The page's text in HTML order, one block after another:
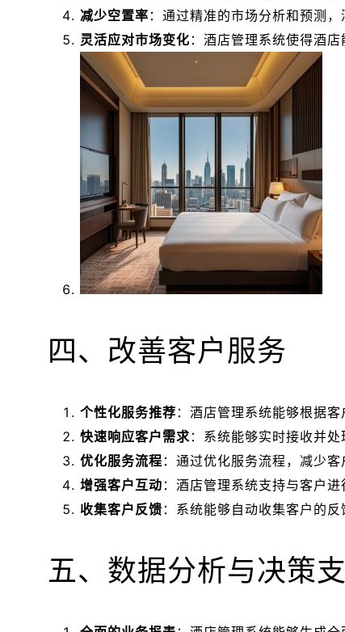
减少空置率 ：通过精准的市场分析和预测
灵活应对市场变化 ：酒店管理系统使得酒
四、改善客户服务
个性化服务推荐 ：酒店管理系统能够根据
快速响应客户需求：系统能够实时接收并处
优化服务流程 ：通过优化服务流程，减少
增强客户互动 ：酒店管理系统支持与客户
收集客户反馈 ：系统能够自动收集客户的
五、数据分析与决策